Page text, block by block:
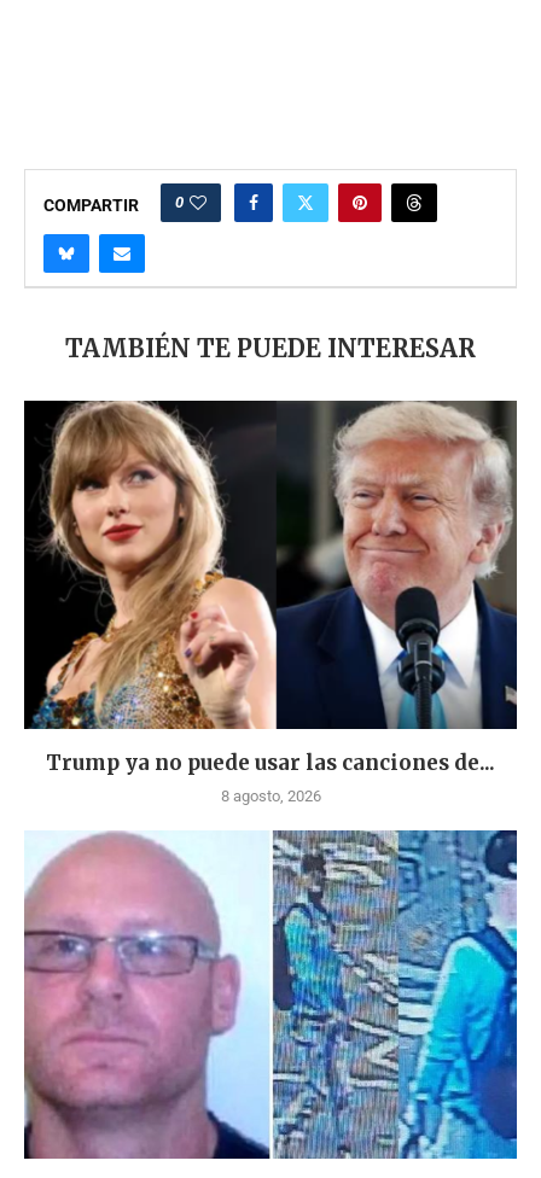
COMPARTIR 0
TAMBIÉN TE PUEDE INTERESAR
Trump ya no puede usar las canciones de...
8 agosto, 2026